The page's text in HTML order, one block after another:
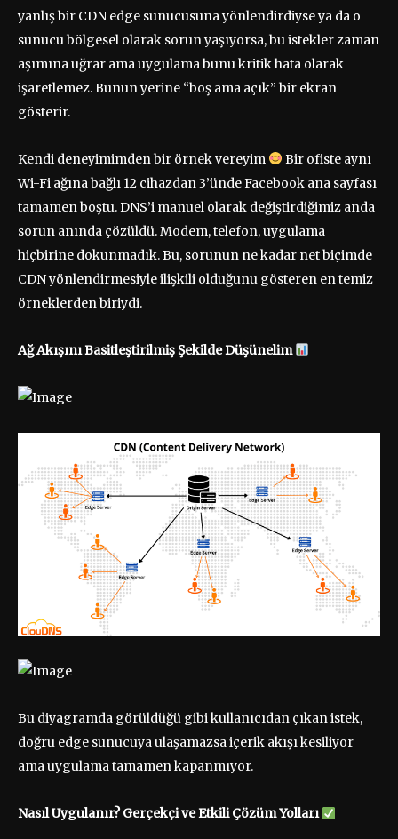
yanlış bir CDN edge sunucusuna yönlendirdiyse ya da o
sunucu bölgesel olarak sorun yaşıyorsa, bu istekler zaman
aşımına uğrar ama uygulama bunu kritik hata olarak
işaretlemez. Bunun yerine “boş ama açık” bir ekran
gösterir.
Kendi deneyimimden bir örnek vereyim
Bir ofiste aynı
Wi-Fi ağına bağlı 12 cihazdan 3’ünde Facebook ana sayfası
tamamen boştu. DNS’i manuel olarak değiştirdiğimiz anda
sorun anında çözüldü. Modem, telefon, uygulama
hiçbirine dokunmadık. Bu, sorunun ne kadar net biçimde
CDN yönlendirmesiyle ilişkili olduğunu gösteren en temiz
örneklerden biriydi.
Ağ Akışını Basitleştirilmiş Şekilde Düşünelim
Bu diyagramda görüldüğü gibi kullanıcıdan çıkan istek,
doğru edge sunucuya ulaşamazsa içerik akışı kesiliyor
ama uygulama tamamen kapanmıyor.
Nasıl Uygulanır? Gerçekçi ve Etkili Çözüm Yolları